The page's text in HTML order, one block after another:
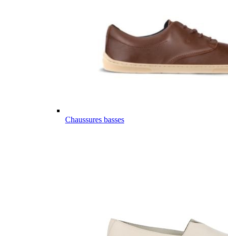
Chaussures basses